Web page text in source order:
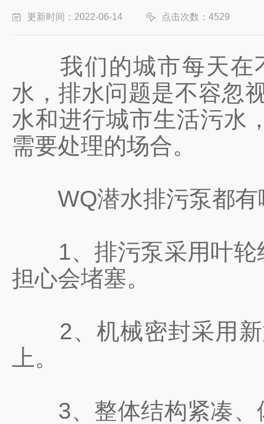
更新时间：2022-06-14 点击次数：4529
我们的城市每天在不
水，排水问题是不容忽
水和进行城市生活污水
需要处理的场合。
WQ潜水排污泵都有
1、排污泵采用叶轮
担心会堵塞。
2、机械密封采用新
上。
3、整体结构紧凑、